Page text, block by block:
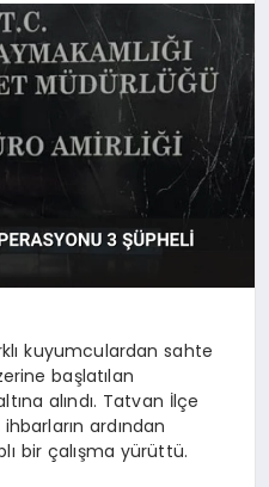
kuyumculardan sahte
başlatılan
alındı. Tatvan İlçe
ardından
bir çalışma yürüttü.